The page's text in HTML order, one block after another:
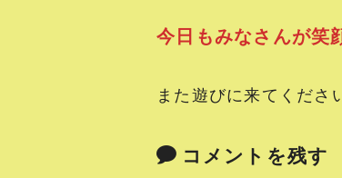
今日もみなさんが笑
また遊びに来てくださ
コメントを残す